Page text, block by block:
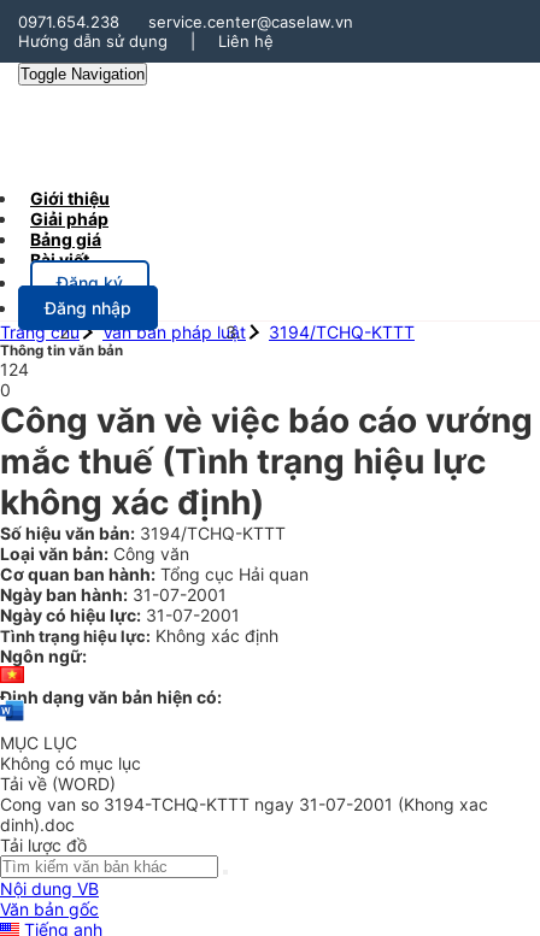
0971.654.238
service.center@caselaw.vn
Hướng dẫn sử dụng
Liên hệ
Toggle Navigation
Giới thiệu
Giải pháp
Bảng giá
Bài viết
Đăng ký
Đăng nhập
Trang chủ
Văn bản pháp luật 3194/TCHQ-KTTT
Thông tin văn bản
124
0
Công văn vè việc báo cáo vướng
mắc thuế(Tình trạng hiệu lực
không xác định)
Số hiệu văn bản: 3194/TCHQ-KTTT
Loại văn bản: Công văn
Cơ quan ban hành: Tổng cục Hải quan
Ngày ban hành: 31-07-2001
Ngày có hiệu lực: 31-07-2001
Tình trạng hiệu lực: Không xác định
Ngôn ngữ:
Định dạng văn bản hiện có:
MỤC LỤC
Không có mục lục
Tải về (WORD)
Cong van so 3194-TCHQ-KTTT ngay 31-07-2001 (Khong xac
dinh).doc
Tải lược đồ
Nội dung VB
Văn bản gốc
Tiếng anh